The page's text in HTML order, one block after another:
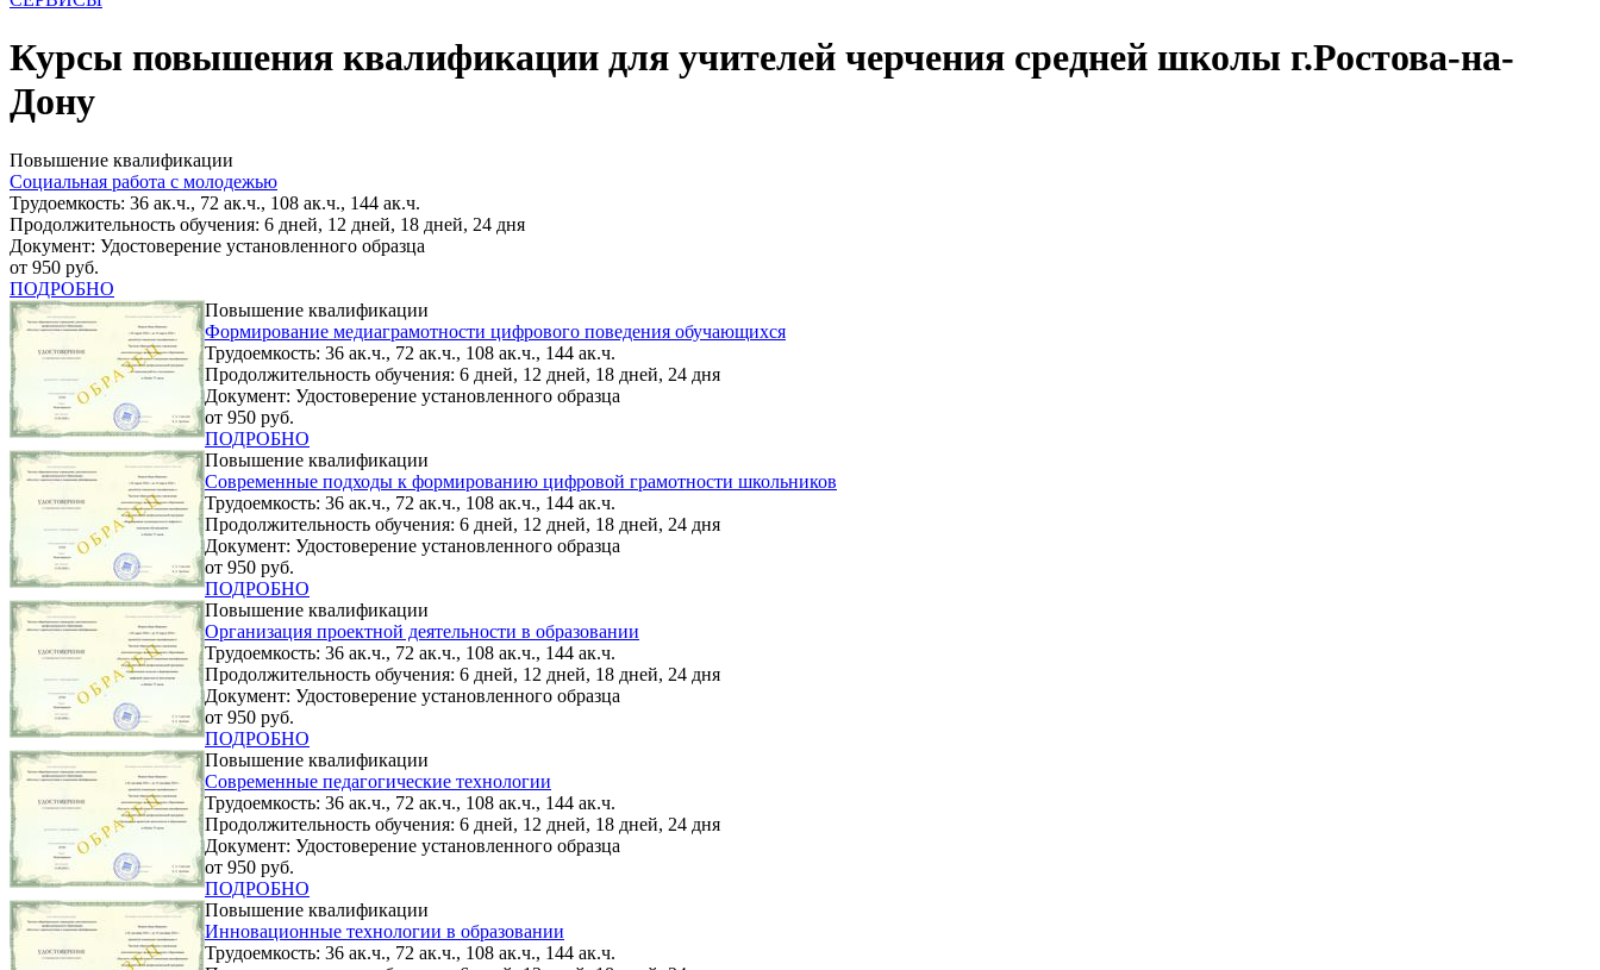
Курсы повышения квалификации для учителей черчения средней школы г.Ростова-на-
Дону
Повышение квалификации
Социальная работа с молодежью
Трудоемкость: 36 ак.ч., 72 ак.ч., 108 ак.ч., 144 ак.ч.
Продолжительность обучения: 6 дней, 12 дней, 18 дней, 24 дня
Документ: Удостоверение установленного образца
от 950 руб.
ПОДРОБНО
Повышение квалификации
Формирование медиаграмотности цифрового поведения обучающихся
Трудоемкость: 36 ак.ч., 72 ак.ч., 108 ак.ч., 144 ак.ч.
Продолжительность обучения: 6 дней, 12 дней, 18 дней, 24 дня
Документ: Удостоверение установленного образца
от 950 руб.
ПОДРОБНО
Повышение квалификации
Современные подходы к формированию цифровой грамотности школьников
Трудоемкость: 36 ак.ч., 72 ак.ч., 108 ак.ч., 144 ак.ч.
Продолжительность обучения: 6 дней, 12 дней, 18 дней, 24 дня
Документ: Удостоверение установленного образца
от 950 руб.
ПОДРОБНО
Повышение квалификации
Организация проектной деятельности в образовании
Трудоемкость: 36 ак.ч., 72 ак.ч., 108 ак.ч., 144 ак.ч.
Продолжительность обучения: 6 дней, 12 дней, 18 дней, 24 дня
Документ: Удостоверение установленного образца
от 950 руб.
ПОДРОБНО
Повышение квалификации
Современные педагогические технологии
Трудоемкость: 36 ак.ч., 72 ак.ч., 108 ак.ч., 144 ак.ч.
Продолжительность обучения: 6 дней, 12 дней, 18 дней, 24 дня
Документ: Удостоверение установленного образца
от 950 руб.
ПОДРОБНО
Повышение квалификации
Инновационные технологии в образовании
Трудоемкость: 36 ак.ч., 72 ак.ч., 108 ак.ч., 144 ак.ч.